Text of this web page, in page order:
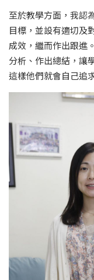
至於教學方面，我認
目標，並設有適切及
成效，繼而作出跟進
分析、作出總結，讓
這樣他們就會自己追